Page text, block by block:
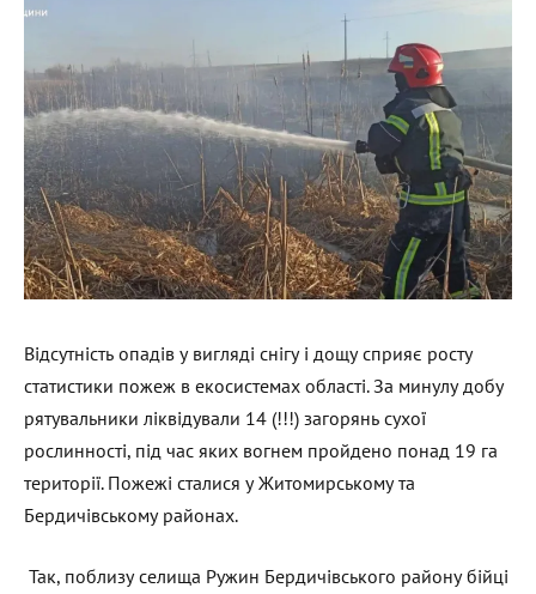
Відсутність опадів у вигляді снігу і дощу сприяє росту
статистики пожеж в екосистемах області. За минулу добу
рятувальники ліквідували 14 (!!!) загорянь сухої
рослинності, під час яких вогнем пройдено понад 19 га
території. Пожежі сталися у Житомирському та
Бердичівському районах.
Так, поблизу селища Ружин Бердичівського району бійці